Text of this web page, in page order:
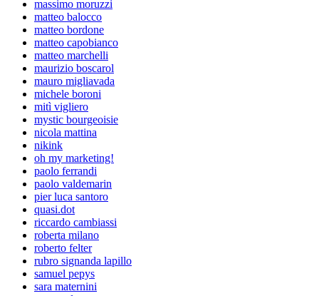
massimo moruzzi
matteo balocco
matteo bordone
matteo capobianco
matteo marchelli
maurizio boscarol
mauro migliavada
michele boroni
mitì vigliero
mystic bourgeoisie
nicola mattina
nikink
oh my marketing!
paolo ferrandi
paolo valdemarin
pier luca santoro
quasi.dot
riccardo cambiassi
roberta milano
roberto felter
rubro signanda lapillo
samuel pepys
sara maternini